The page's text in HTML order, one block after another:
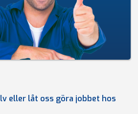
eller låt oss göra jobbet hos